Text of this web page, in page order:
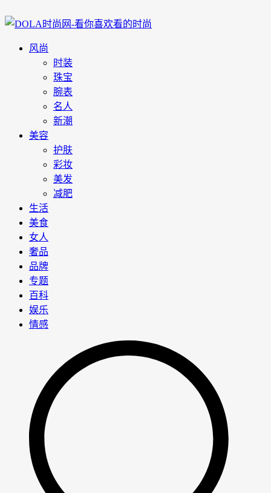
风尚
时装
珠宝
腕表
名人
新潮
美容
护肤
彩妆
美发
减肥
生活
美食
女人
奢品
品牌
专题
百科
娱乐
情感